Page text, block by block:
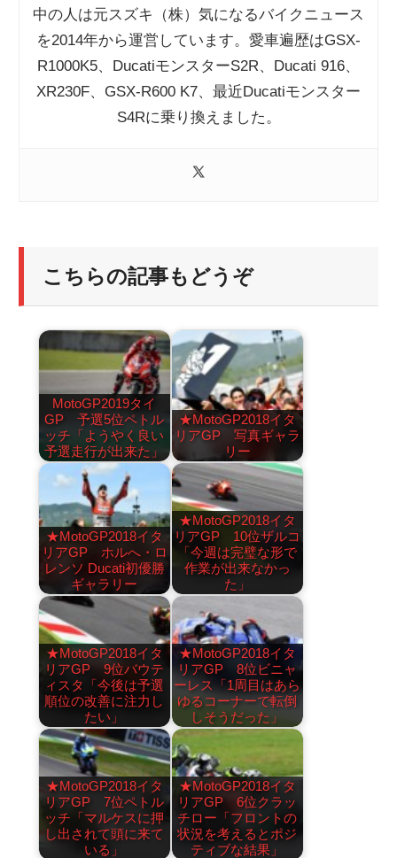
中の人は元スズキ（株）気になるバイクニュース
を2014年から運営しています。愛車遍歴はGSX-
R1000K5、DucatiモンスターS2R、Ducati 916、
XR230F、GSX-R600 K7、最近Ducatiモンスター
S4Rに乗り換えました。
こちらの記事もどうぞ
MotoGP2019タイ
GP 予選5位ペトル
ッチ「ようやく良い
予選走行が出来た」
★MotoGP2018イタ
リアGP 写真ギャラ
リー
★MotoGP2018イタ
リアGP ホルへ・ロ
レンソ Ducati初優勝
ギャラリー
★MotoGP2018イタ
リアGP 10位ザルコ
「今週は完璧な形で
作業が出来なかっ
た」
★MotoGP2018イタ
リアGP 9位バウテ
ィスタ「今後は予選
順位の改善に注力し
たい」
★MotoGP2018イタ
リアGP 8位ビニャ
ーレス「1周目はあら
ゆるコーナーで転倒
しそうだった」
★MotoGP2018イタ
リアGP 7位ペトル
ッチ「マルケスに押
し出されて頭に来て
いる」
★MotoGP2018イタ
リアGP 6位クラッ
チロー「フロントの
状況を考えるとポジ
ティブな結果」